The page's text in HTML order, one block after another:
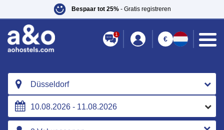
Bespaar tot 25%- Gratis registreren
1
€
Düsseldorf